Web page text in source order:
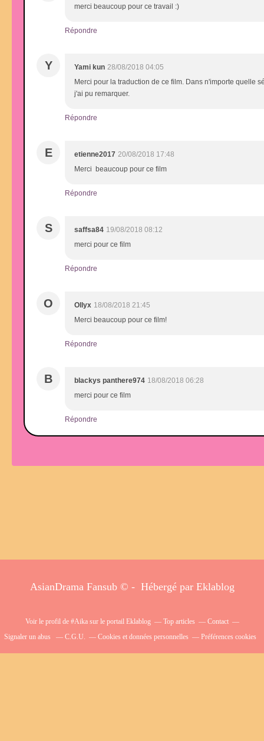
merci beaucoup pour ce travail :)
Répondre
Y Yami kun 28/08/2018 04:05
Merci pour la traduction de ce film. Dans n'importe quelle
j'ai pu remarquer.
Répondre
E etienne2017 20/08/2018 17:48
Merci beaucoup pour ce film
Répondre
S saffsa84 19/08/2018 08:12
merci pour ce film
Répondre
O Ollyx 18/08/2018 21:45
Merci beaucoup pour ce film!
Répondre
B blackys panthere974 18/08/2018 06:28
merci pour ce film
Répondre
AsianDrama Fansub © - Hébergé par Eklablog
Voir le profil de #Aikasur le portail Eklablog Top articles
Contact
Signaler un abus
C.G.U. Cookies et données personnelles Préférences cookies